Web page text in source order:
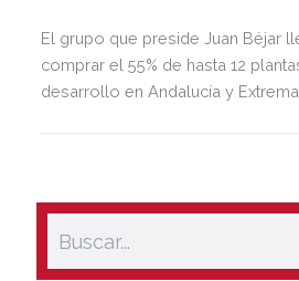
El grupo que preside Juan Béjar
comprar el 55% de hasta 12
desarrollo en Andalucía y